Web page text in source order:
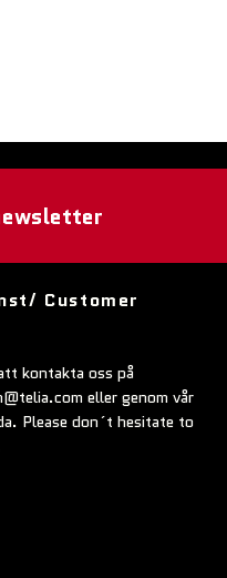
Customer
kontakta oss på
eller genom vår
Please don´t hesitate to